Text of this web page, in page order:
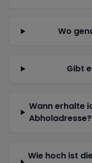
Wo
Gibt
Wann erhalte
Abholadresse?
Wie hoch ist